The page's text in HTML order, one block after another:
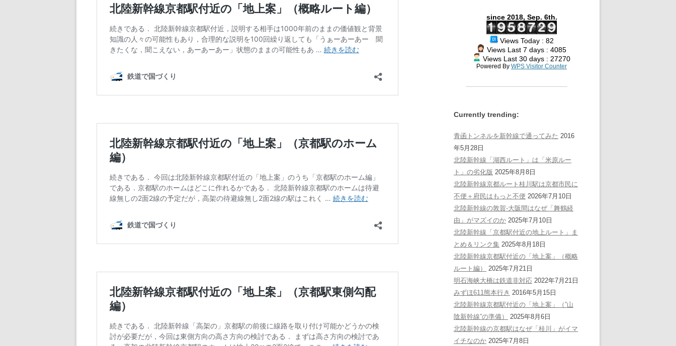
since 2018, Sep. 6th.
Views Today : 82
Views Last 7 days : 4085
Views Last 30 days : 27270
Powered By WPS Visitor Counter
Currently trending:
青函トンネルを新幹線で通ってみた 2016
年5月28日
北陸新幹線「湖西ルート」は「米原ルー
ト」の劣化版 2025年8月8日
北陸新幹線京都ルート桂川駅は京都市民に
不便＋府民はもっと不便 2026年7月10日
北陸新幹線の敦賀-大阪間はなぜ「舞鶴経
由」がマズイのか 2025年7月10日
北陸新幹線「京都駅付近の地上ルート」ま
とめ＆リンク集 2025年8月18日
北陸新幹線京都駅付近の「地上案」（概略
ルート編）
2025年7月21日
明石海峡大橋は鉄道非対応 2022年7月21日
みずほ611熊本行き 2016年5月15日
北陸新幹線京都駅付近の「地上案」（”山
陰新幹線”の準備）
2025年8月6日
北陸新幹線の京都駅はなぜ「桂川」がイマ
イチなのか 2025年7月8日